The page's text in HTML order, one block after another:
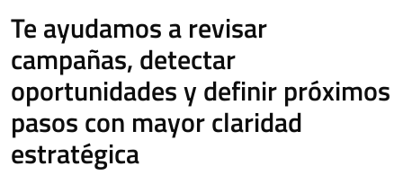
Te ayudamos a revisar
campañas, detectar
oportunidades y definir próximos
pasos con mayor claridad
estratégica